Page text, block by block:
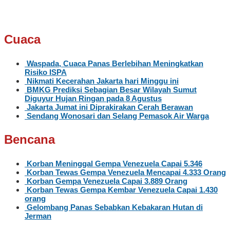
Cuaca
Waspada, Cuaca Panas Berlebihan Meningkatkan
Risiko ISPA
Nikmati Kecerahan Jakarta hari Minggu ini
BMKG Prediksi Sebagian Besar Wilayah Sumut
Diguyur Hujan Ringan pada 8 Agustus
Jakarta Jumat ini Diprakirakan Cerah Berawan
Sendang Wonosari dan Selang Pemasok Air Warga
Bencana
Korban Meninggal Gempa Venezuela Capai 5.346
Korban Tewas Gempa Venezuela Mencapai 4.333 Orang
Korban Gempa Venezuela Capai 3.889 Orang
Korban Tewas Gempa Kembar Venezuela Capai 1.430
orang
Gelombang Panas Sebabkan Kebakaran Hutan di
Jerman